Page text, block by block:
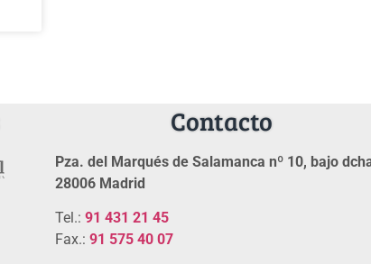
Contacto
Pza. del Marqués de Salamanca nº 10, bajo
28006 Madrid
Tel.: 91 431 21 45
Fax.: 91 575 40 07